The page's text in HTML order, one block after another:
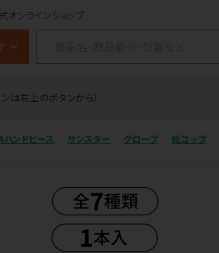
オンラインショップ
は右上のボタンから）
ハンドピース サンスター グローブ 紙コップ